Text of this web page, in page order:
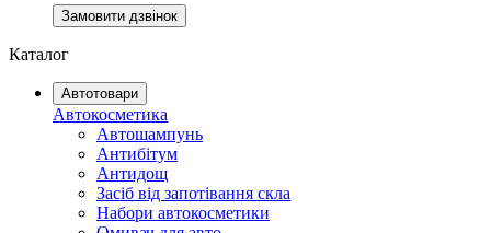
Замовити дзвінок
Каталог
Автотовари
Автокосметика
Автошампунь
Антибітум
Антидощ
Засіб від запотівання скла
Набори автокосметики